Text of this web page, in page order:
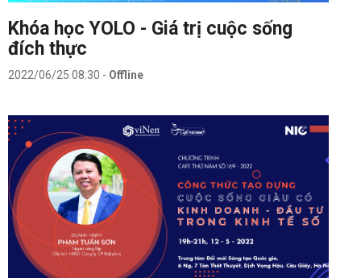
Khóa học YOLO - Giá trị cuộc sống
đích thực
2022/06/25 08:30 - Offline